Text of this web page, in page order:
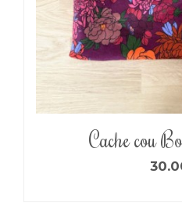
Cache cou